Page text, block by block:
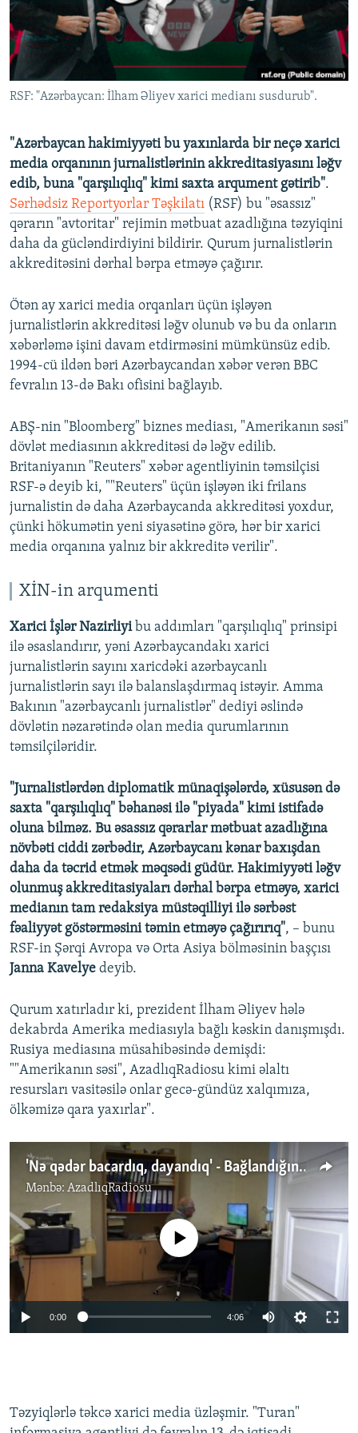
İNFOQRAFIKA
KARIKATURA
AZƏRBAYCAN ƏDƏBIYYATI KITABXANASI
İSLAM VƏ DEMOKRATIYA
İZ - MƏDƏNIYYƏT PROQRAMI
MISSIYAMIZ
PEŞƏ ETIKASI VƏ JURNALISTIKA STANDARTLARIMIZ
MATERIALLARIMIZDAN ISTIFADƏ
AZADLIQRADIOSU MOBIL TELEFONUNUZDA
XƏBƏR BÜLLETENLƏRIMIZ
BIZI IZLƏ
RFE/RL-in bütün saytları
RSF: "Azərbaycan: İlham Əliyev xarici medianı susdurub".
"Azərbaycan hakimiyyəti bu yaxınlarda bir neçə xarici
media orqanının jurnalistlərinin akkreditasiyasını ləğv
edib, buna "qarşılıqlıq" kimi saxta arqument gətirib".
Sərhədsiz Reportyorlar Təşkilatı (RSF) bu "əsassız"
qərarın "avtoritar" rejimin mətbuat azadlığına təzyiqini
daha da gücləndirdiyini bildirir. Qurum jurnalistlərin
akkreditəsini dərhal bərpa etməyə çağırır.
Ötən ay xarici media orqanları üçün işləyən
jurnalistlərin akkreditəsi ləğv olunub və bu da onların
xəbərləmə işini davam etdirməsini mümkünsüz edib.
1994-cü ildən bəri Azərbaycandan xəbər verən BBC
fevralın 13-də Bakı ofisini bağlayıb.
ABŞ-nin "Bloomberg" biznes mediası, "Amerikanın səsi"
dövlət mediasının akkreditəsi də ləğv edilib.
Britaniyanın "Reuters" xəbər agentliyinin təmsilçisi
RSF-ə deyib ki, ""Reuters" üçün işləyən iki frilans
jurnalistin də daha Azərbaycanda akkreditəsi yoxdur,
çünki hökumətin yeni siyasətinə görə, hər bir xarici
media orqanına yalnız bir akkreditə verilir".
XİN-in arqumenti
Xarici İşlər Nazirliyibu addımları "qarşılıqlıq" prinsipi
ilə əsaslandırır, yəni Azərbaycandakı xarici
jurnalistlərin sayını xaricdəki azərbaycanlı
jurnalistlərin sayı ilə balanslaşdırmaq istəyir. Amma
Bakının "azərbaycanlı jurnalistlər" dediyi əslində
dövlətin nəzarətində olan media qurumlarının
təmsilçiləridir.
"Jurnalistlərdən diplomatik münaqişələrdə, xüsusən də
saxta "qarşılıqlıq" bəhanəsi ilə "piyada" kimi istifadə
oluna bilməz. Bu əsassız qərarlar mətbuat azadlığına
növbəti ciddi zərbədir, Azərbaycanı kənar baxışdan
daha da təcrid etmək məqsədi güdür. Hakimiyyəti ləğv
olunmuş akkreditasiyaları dərhal bərpa etməyə, xarici
medianın tam redaksiya müstəqilliyi ilə sərbəst
fəaliyyət göstərməsini təmin etməyə çağırırıq", – bunu
RSF-in Şərqi Avropa və Orta Asiya bölməsinin başçısı
Janna Kavelye deyib.
Qurum xatırladır ki, prezident İlham Əliyev hələ
dekabrda Amerika mediasıyla bağlı kəskin danışmışdı.
Rusiya mediasına müsahibəsində demişdi:
""Amerikanın səsi", AzadlıqRadiosu kimi əlaltı
resursları vasitəsilə onlar gecə-gündüz xalqımıza,
ölkəmizə qara yaxırlar".
'Nə qədər bacardıq, dayandıq' - Bağlandığını elan edən 'Turan'dan REPORTAJ
Mənbə: AzadlıqRadiosu
No media source currently available
0:00 4:06
720p
Təzyiqlərlə təkcə xarici media üzləşmir. "Turan"